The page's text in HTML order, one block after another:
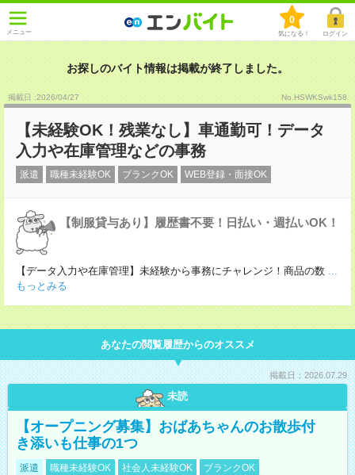
メニュー
0
気になる！ ログイン
お探しのバイト情報は掲載が終了しました。
掲載日 :2026/04/27 No.HSWKSwk158
【未経験OK！残業なし】車通勤可！データ
入力や在庫管理などの事務
派遣 職種未経験OK ブランクOK WEB登録・面接OK
【制服貸与あり】履歴書不要！日払い・週払いOK！
【データ入力や在庫管理】未経験から事務にチャレンジ！商品の数 ...
もっとみる
あなたの閲覧履歴からのオススメ
掲載日：2026.07.29
未読
【オープニング募集】おばあちゃんのお散歩付
き添いも仕事の1つ
派遣 職種未経験OK 社会人未経験OK
ブランクOK